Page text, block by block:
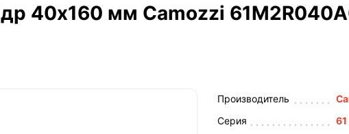
40x160 мм Camozzi
Производитель
Серия
61